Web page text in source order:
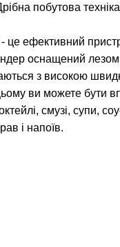
побутова техніка
ефективний
оснащений
з високою
ви можете
смузі, супи,
і напоїв.